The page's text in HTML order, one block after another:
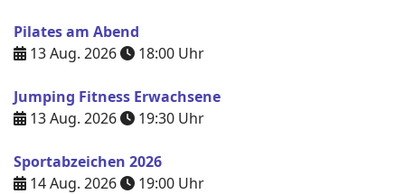
Pilates am Abend
13 Aug. 2026
18:00 Uhr
Jumping Fitness Erwachsene
13 Aug. 2026
19:30 Uhr
Sportabzeichen 2026
14 Aug. 2026
19:00 Uhr